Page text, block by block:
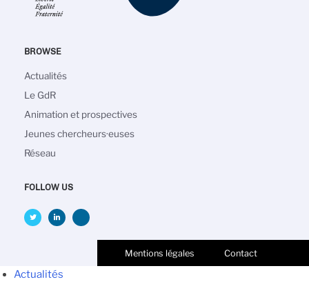
BROWSE
Main
navigation
Actualités
Le GdR
Animation et prospectives
Jeunes chercheurs·euses
Réseau
FOLLOW US
Mentions légales Contact
Actualités